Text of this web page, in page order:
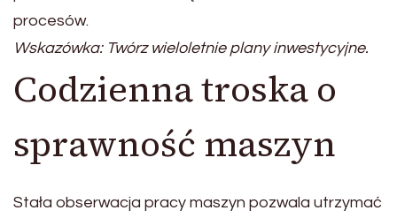
procesów.
Wskazówka: Twórz wieloletnie plany inwestycyjne.
Codzienna troska o
sprawność maszyn
Stała obserwacja pracy maszyn pozwala utrzymać